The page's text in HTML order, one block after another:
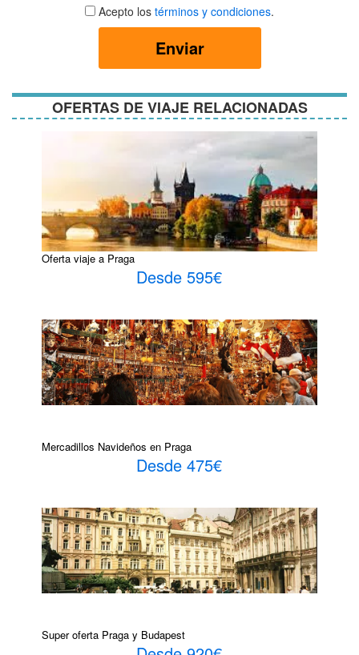
Aceptar
términos
Acepto los términos y condiciones.
Enviar
OFERTAS DE VIAJE RELACIONADAS
Oferta viaje a Praga
Desde 595€
Mercadillos Navideños en Praga
Desde 475€
Super oferta Praga y Budapest